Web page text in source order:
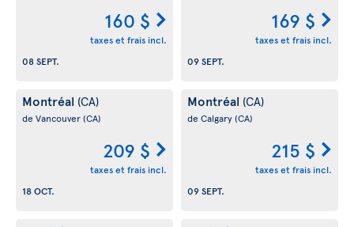
160 $
taxes et frais incl.
08 SEPT.
169 $
taxes et frais incl.
09 SEPT.
Montréal (CA)
de Vancouver(CA)
209 $
taxes et frais incl.
18 OCT.
Montréal (CA)
de Calgary(CA)
215 $
taxes et frais incl.
09 SEPT.